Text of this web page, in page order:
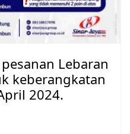
Lebaran
keberangkatan
2024.